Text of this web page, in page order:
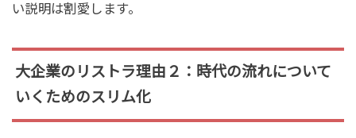
い説明は割愛します。
大企業のリストラ理由２：時代の流れについて
いくためのスリム化